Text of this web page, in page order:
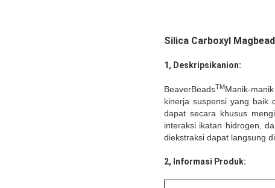
Silica Carboxyl
1, Deskripsikanion:
BeaverBeadsTMManik-
kinerja suspensi yang baik
dapat secara khusus
interaksi ikatan hidrogen,
diekstraksi dapat langsung
2, Informasi Produk: